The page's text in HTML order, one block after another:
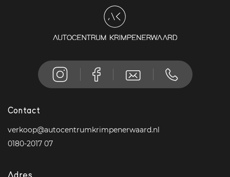
Contact
verkoop@autocentrumkrimpenerwaard.nl
0180-2017 07